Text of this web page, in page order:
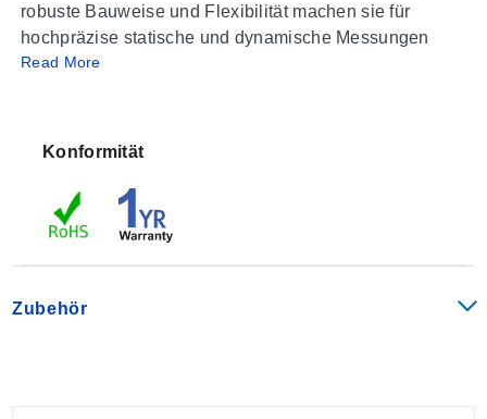
robuste Bauweise und Flexibilität machen sie für
hochpräzise statische und dynamische Messungen
geeignet. Das Messgitter wird durch Ätzen von
wird.
Read More
Konformität
Zubehör